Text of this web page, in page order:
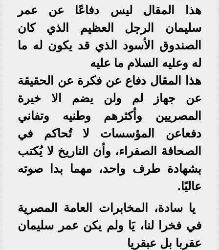
هذا المقال ليس دفاعًا عن عمر
سليمان الرجل العظيم الذي كان
الصندوق الأسود الذي قد يكون له ما
له وعليه السلام ما عليه
هذا المقال دفاع عن فكرة عن الحقيقة
عن جهاز لم ولن يضم الا خيرة
المصريين وأكثرهم وطنيه وتفاني
دفعاعن المؤسسات لا تُحاكم في
الصحافة الصفراء، وأن التاريخ لا يُكتب
بشهادة طرف واحد، مهما بدا صوته
عاليًا.
يا سادة، المخابرات العامة المصرية
في فخرا لنا، يَا ولم يكن عمر سليمان
عقربا بل عبقريا